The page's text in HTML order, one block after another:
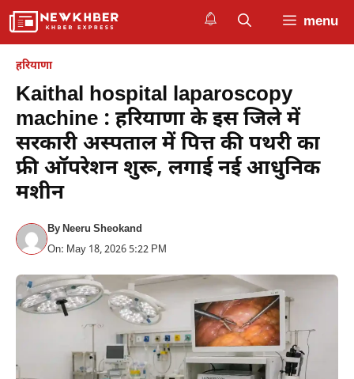
Skip
menu
हरियाणा
Kaithal hospital laparoscopy
machine : हरियाणा के इस जिले में
सरकारी अस्पताल में पित्त की पथरी का
फ्री ऑपरेशन शुरू, लगाई नई आधुनिक
मशीन
ByNeeru Sheokand
On: May 18, 2026 5:22 PM